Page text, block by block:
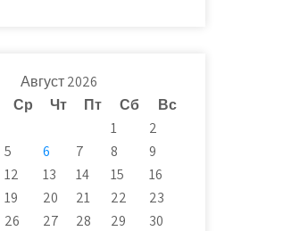
Август 2026
Ср Чт Пт Сб
Вс
1
2
5 6 7 8
9
12 13 14 15
16
19 20 21 22
23
26 27 28 29
30